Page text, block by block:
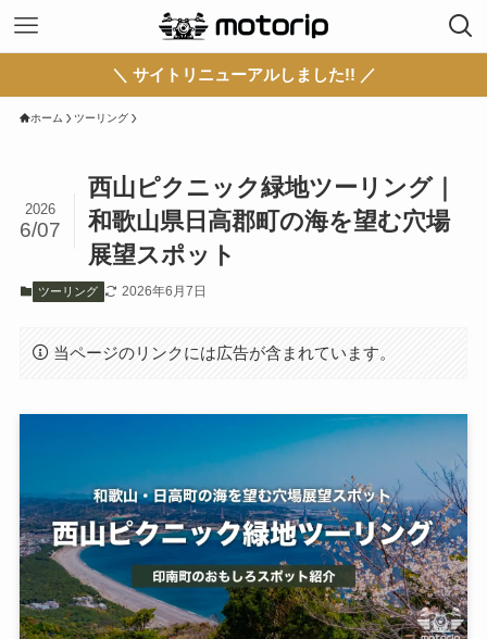
＼ サイトリニューアルしました!! ／
ホーム ツーリング
西山ピクニック緑地ツーリング｜
和歌山県日高郡町の海を望む穴場
展望スポット
2026
6/07
ツーリング 2026年6月7日
当ページのリンクには広告が含まれています。